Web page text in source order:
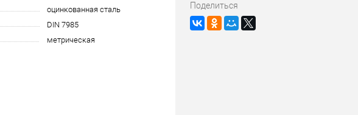
оцинкованная сталь
DIN 7985
метрическая
Поделиться